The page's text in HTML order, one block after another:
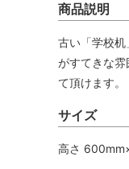
商品説明
古い「学校
がすてきな
て頂けます。
サイズ
高さ